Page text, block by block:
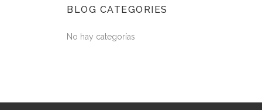
BLOG CATEGORIES
No hay categorías